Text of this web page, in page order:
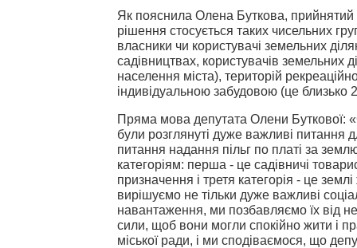
Як пояснила Олена Буткова, прийнятий
рішення стосується таких чисельних
власники чи користувачі земельних
садівництвах, користувачів земельних
населення міста), територій
індивідуальною забудовою (це близько
Пряма мова депутата Олени Буткової:
були розглянуті дуже важливі
питання надання пільг по платі за
категоріям: перша - це садівничі
призначення і третя категорія - це
вирішуємо не тільки дуже важливі
навантаження, ми позбавляємо їх від
сили, щоб вони могли спокійно жити і
міської ради, і ми сподіваємося, що